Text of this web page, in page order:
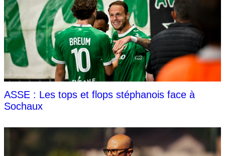
ASSE : Les tops et flops stéphanois face à
Sochaux